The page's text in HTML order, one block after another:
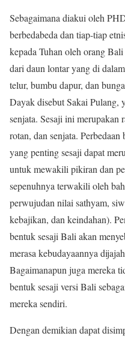
Sebagaimana diakui oleh
berbedabeda dan tiap-tiap
kepada Tuhan oleh orang
dari daun lontar yang di
telur, bumbu dapur, dan
Dayak disebut Sakai Pulang,
senjata. Sesaji ini merupakan
rotan, dan senjata.
yang penting sesaji dapat
untuk mewakili pikiran dan
sepenuhnya terwakili oleh
perwujudan nilai sathyam,
kebajikan, dan keindahan).
bentuk sesaji Bali akan
merasa kebudayaannya
Bagaimanapun juga mereka
bentuk sesaji versi Bali
mereka sendiri.
Dengan demikian dapat